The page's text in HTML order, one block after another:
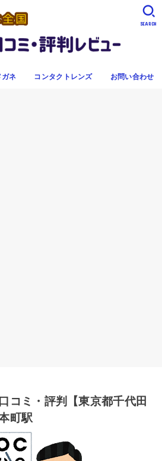
ガネ コンタクトレンズ お問い合わせ
SEARCH
コミ・評判【東京都千代田
町駅